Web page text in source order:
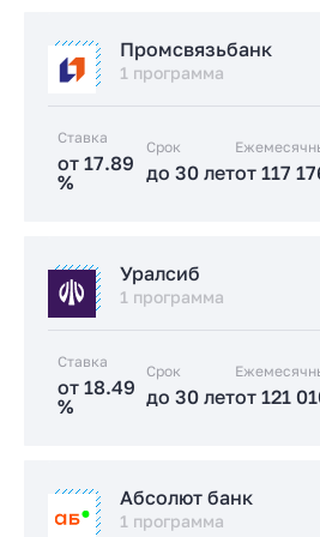
Подать заявку
от 17.39 % до 30 лет
Заказать
Промсвязьбанк
1 программа
Ставка
от 17.89
%
Срок
до 30 летот 117
от 17.89 % до 30 лет
Заказать
Уралсиб
1 программа
Ставка
от 18.49
%
Срок
до 30 летот 121
от 18.49 %до 30 лет
Абсолют банк
1 программа